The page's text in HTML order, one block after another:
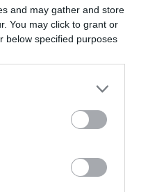
and may gather and store
You may click to grant or
below specified purposes
06/08/2026
ΑΠΟΣΠΑΣΜΑΤΑ...
Τουρκικές
με